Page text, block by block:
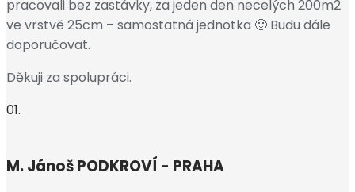
pracovali bez zastávky, za jeden den necelých 200m2
ve vrstvě 25cm – samostatná jednotka 🙂 Budu dále
doporučovat.
Děkuji za spolupráci.
01.
M. JánošPODKROVÍ - PRAHA